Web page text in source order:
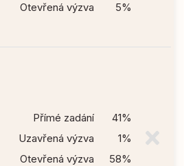
Otevřená výzva
5%
Přímé zadání
41%
Uzavřená výzva
1%
Otevřená výzva
58%